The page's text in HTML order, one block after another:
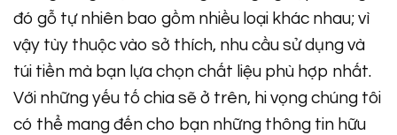
đó gỗ tự nhiên bao gồm nhiều loại khác nhau; vì
vậy tùy thuộc vào sở thích, nhu cầu sử dụng và
túi tiền mà bạn lựa chọn chất liệu phù hợp nhất.
Với những yếu tố chia sẽ ở trên, hi vọng chúng tôi
có thể mang đến cho bạn những thông tin hữu